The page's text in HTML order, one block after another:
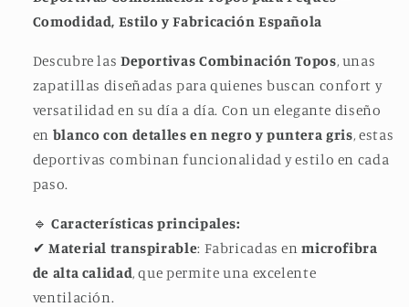
Comodidad, Estilo y Fabricación Española
Descubre las Deportivas Combinación Topos, unas
zapatillas diseñadas para quienes buscan confort y
versatilidad en su día a día. Con un elegante diseño
en blanco con detalles en negro y puntera gris, estas
deportivas combinan funcionalidad y estilo en cada
paso.
🔹Características principales:
✔Material transpirable: Fabricadas enmicrofibra
de alta calidad, que permite una excelente
ventilación.